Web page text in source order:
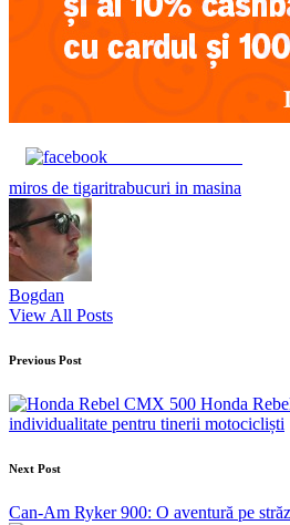
Tags:
miros de tigaritrabucuri in masina
Bogdan
View All Posts
Post
navigation
Previous Post
Honda
individualitate pentru tinerii motocicliști
Next Post
Can-Am Ryker 900: O aventură pe